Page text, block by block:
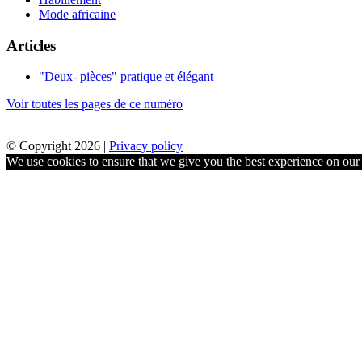
Mode africaine
Articles
"Deux- pièces" pratique et élégant
Voir toutes les pages de ce numéro
© Copyright 2026 | Privacy policy
We use cookies to ensure that we give you the best experience on